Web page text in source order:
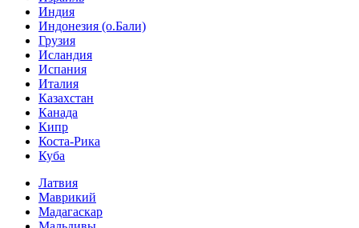
Индия
Индонезия (о.Бали)
Грузия
Исландия
Испания
Италия
Казахстан
Канада
Кипр
Коста-Рика
Куба
Латвия
Маврикий
Мадагаскар